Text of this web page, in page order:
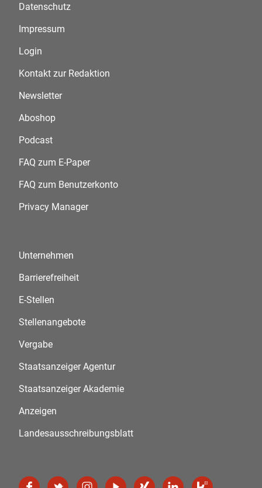
Datenschutz
Impressum
Login
Kontakt zur Redaktion
Newsletter
Aboshop
Podcast
FAQ zum E-Paper
FAQ zum Benutzerkonto
Privacy Manager
Unternehmen
Barrierefreiheit
E-Stellen
Stellenangebote
Vergabe
Staatsanzeiger Agentur
Staatsanzeiger Akademie
Anzeigen
Landesausschreibungsblatt